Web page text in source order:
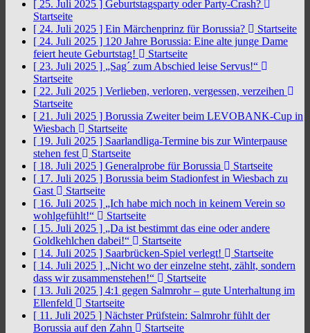
[ 25. Juli 2025 ] Geburtstagsparty oder Party-Crash?
Startseite
[ 24. Juli 2025 ] Ein Märchenprinz für Borussia?
Startseite
[ 24. Juli 2025 ] 120 Jahre Borussia: Eine alte junge Dame
feiert heute Geburtstag!
Startseite
[ 23. Juli 2025 ] „Sag´ zum Abschied leise Servus!“
Startseite
[ 22. Juli 2025 ] Verlieben, verloren, vergessen, verzeihen
Startseite
[ 21. Juli 2025 ] Borussia Zweiter beim LEVOBANK-Cup in
Wiesbach
Startseite
[ 19. Juli 2025 ] Saarlandliga-Termine bis zur Winterpause
stehen fest
Startseite
[ 18. Juli 2025 ] Generalprobe für Borussia
Startseite
[ 17. Juli 2025 ] Borussia beim Stadionfest in Wiesbach zu
Gast
Startseite
[ 16. Juli 2025 ] „Ich habe mich noch in keinem Verein so
wohlgefühlt!“
Startseite
[ 15. Juli 2025 ] „Da ist bestimmt das eine oder andere
Goldkehlchen dabei!“
Startseite
[ 14. Juli 2025 ] Saarbrücken-Spiel verlegt!
Startseite
[ 14. Juli 2025 ] „Nicht wo der einzelne steht, zählt, sondern
dass wir zusammenstehen!“
Startseite
[ 13. Juli 2025 ] 4:1 gegen Salmrohr – gute Unterhaltung im
Ellenfeld
Startseite
[ 11. Juli 2025 ] Nächster Prüfstein: Salmrohr fühlt der
Borussia auf den Zahn
Startseite